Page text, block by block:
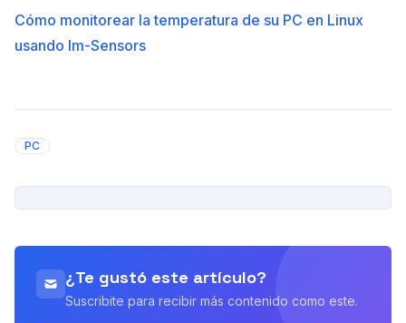
Cómo monitorear la temperatura de su PC en Linux
usando lm-Sensors
PC
¿Te gustó este artículo?
Suscribite para recibir más contenido como este.